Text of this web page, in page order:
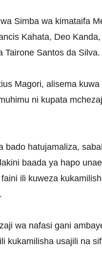
Simba wa kimataifa
Kahata, Deo
Tairone Santos da Silva.
Magori, alisema
ni kupata
bado hatujamaliza,
baada ya hapo
ili kuweza
wa nafasi gani
kukamilisha usajili na